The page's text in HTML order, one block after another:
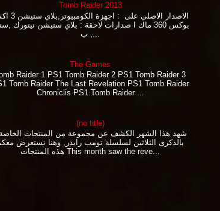
Tomb Raider 2013
الاصدار الاصلي على :
بوكس 360 ماك ا صدارات لاحقة : بلاي ستيشن نيتورك
The Games
Raider 1 PS1 Tomb Raider 2 PS1 Tomb Raider 3
Tomb Raider The Last Revelation PS1 Tomb Raider
Chroniclis PS1 Tomb Raider ...
(no title)
بالذكرى الثلاثين لسلسلة تومب رايدر, وهنا نستعرض
هذه المنتجات This month saw the reve...